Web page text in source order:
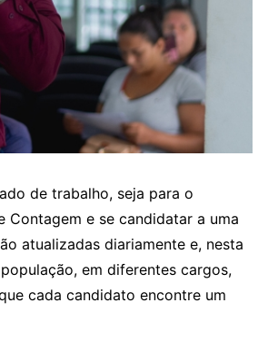
de trabalho, seja para o
e se candidatar a uma
atualizadas diariamente e, nesta
em diferentes cargos,
cada candidato encontre um